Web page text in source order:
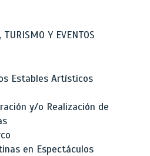
TURISMO Y EVENTOS
Estables Artísticos
y/o Realización de
en Espectáculos